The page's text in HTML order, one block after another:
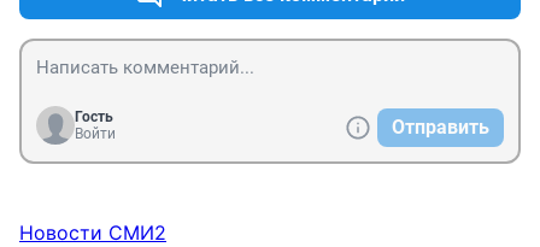
Гость
Войти
Отправить
Новости СМИ2